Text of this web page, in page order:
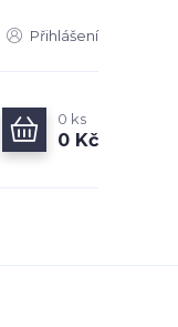
Přihlášení
0 ks
0 Kč